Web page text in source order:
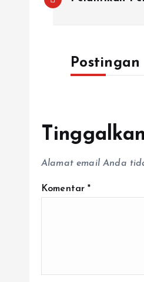
Alamat email Anda
Komentar*